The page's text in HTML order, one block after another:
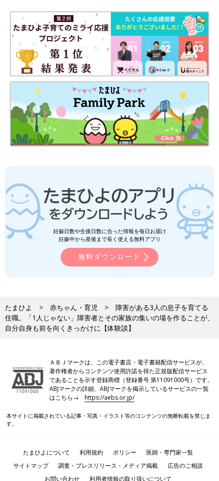
てるようなコミュニケーションを取れるようになることが本当の
意味での一人前。まわりの人とぜひそんなかかわりを持って助け
てもらってください。
お話・写真提供／窪田充栄さん 取材・文 ／米谷美恵、たまひ
よONLINE編集部
1歳を過ぎたころ、できていたことがで
きなくなり･･･。「ほかの子と何かが違
う？」が、ある日確証に【重度自閉症体
験談】
内田敦子さんの一人息子の博仁（はくと）さん
（16歳・高校1年生）は、3歳のとき重度の自閉
スペクトラム症（以下自閉症）で、重度の知的
障害の疑いもあると診断されました。実際、博
た自らの経験をつないでいます。窪田さんは、思い悩む人たちに
は決して「乗り越える」という言葉を使いません。つらい思いを
消そうとしたり忘れようとしたりするのではなく、自分の中で抱
えやすくすることが大切という言葉は、子育て中のママ、パパに
とっても力強いメッセージだと思います。
「たまひよ 家族を考える」では、すべての赤ちゃんや家族にと
って、よりよい社会・環境となることを目指してさまざまな課題
窪田充栄さん（くぼたじゅうえい）
PROFILE
や障害児の支援活動、「くつろぎば」の発起人として活動中。
お寺でくつろぎば 勝林寺
妊娠日数や生後日数に合った情報を毎日お届け
妊娠中から産後まで長く使える無料アプリ
無料ダウンロード
たまひよ 赤ちゃん・育児
障害がある3人の息子を育てる
住職。「1人じゃない」障害者とその家族の集いの場を作ることが、
自分自身も前を向くきっかけに【体験談】
ＡＢＪマークは、この電子書店・電子書籍配信サービスが、
著作権者からコンテンツ使用許諾を得た正規版配信サービス
であることを示す登録商標（登録番号 第11091000号）です。
ABJマークの詳細、ABJマークを掲示しているサービスの一覧
はこちら→https://aebs.or.jp/
本サイトに掲載されている記事・写真・イラスト等のコンテンツの無断転載を禁じま
す。
たまひよについて 利用規約 ポリシー
医師・専門家一覧
サイトマップ
調査・プレスリリース・メディア掲載
広告のご相談
お問い合わせ
利用者情報の取り扱いについて